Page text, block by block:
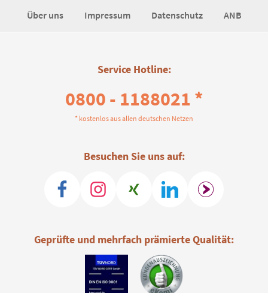
Über uns Impressum Datenschutz ANB
Service Hotline:
0800 - 1188021 *
* kostenlos aus allen deutschen Netzen
Besuchen Sie uns auf:
Geprüfte und mehrfach prämierte Qualität: